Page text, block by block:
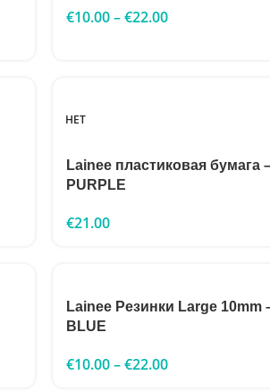
€10.00–€22.00
НЕТ
Lainee пластиковая бумага
PURPLE
€21.00
Lainee Резинки Large 10mm
BLUE
€10.00–€22.00